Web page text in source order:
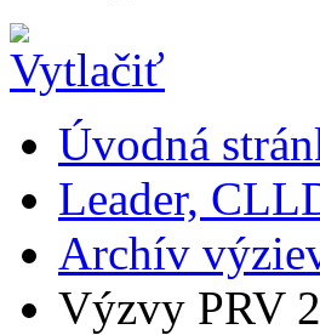
Úvodná
Leader,
Archív
Výzvy PRV